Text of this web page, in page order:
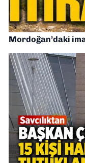
Mordoğan’daki